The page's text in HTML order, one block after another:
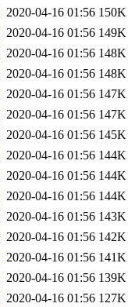
2020-04-16 01:56 150K
2020-04-16 01:56 149K
2020-04-16 01:56 148K
2020-04-16 01:56 148K
2020-04-16 01:56 147K
2020-04-16 01:56 147K
2020-04-16 01:56 145K
2020-04-16 01:56 144K
2020-04-16 01:56 144K
2020-04-16 01:56 144K
2020-04-16 01:56 143K
2020-04-16 01:56 142K
2020-04-16 01:56 141K
2020-04-16 01:56 139K
2020-04-16 01:56 127K